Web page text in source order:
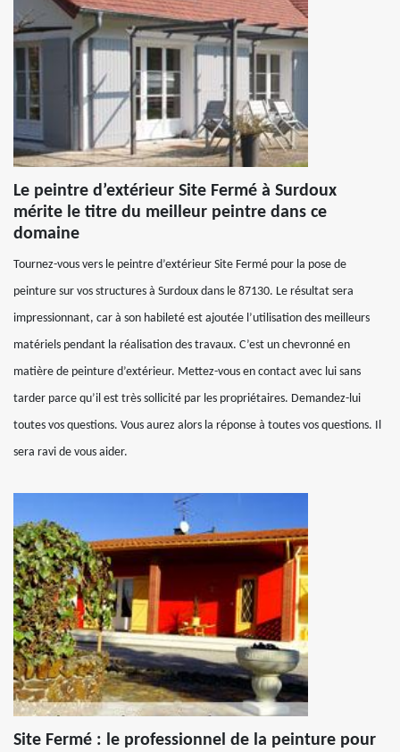
Le peintre d’extérieur Site Fermé à Surdoux
mérite le titre du meilleur peintre dans ce
domaine
Tournez-vous vers le peintre d’extérieur Site Fermé pour la pose de
peinture sur vos structures à Surdoux dans le 87130. Le résultat sera
impressionnant, car à son habileté est ajoutée l’utilisation des meilleurs
matériels pendant la réalisation des travaux. C’est un chevronné en
matière de peinture d’extérieur. Mettez-vous en contact avec lui sans
tarder parce qu’il est très sollicité par les propriétaires. Demandez-lui
toutes vos questions. Vous aurez alors la réponse à toutes vos questions. Il
sera ravi de vous aider.
Site Fermé : le professionnel de la peinture pour